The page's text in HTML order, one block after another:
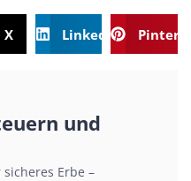
X LinkedIn
und
Erbe –